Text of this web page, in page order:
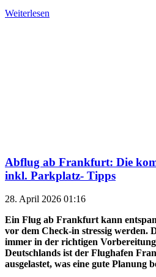
Weiterlesen
Abflug ab Frankfurt: Die
inkl. Parkplatz- Tipps
28. April 2026 01:16
Ein Flug ab Frankfurt kann
vor dem Check-in stressig werden.
immer in der richtigen
Deutschlands ist der Flughafen
ausgelastet, was eine gute Planung